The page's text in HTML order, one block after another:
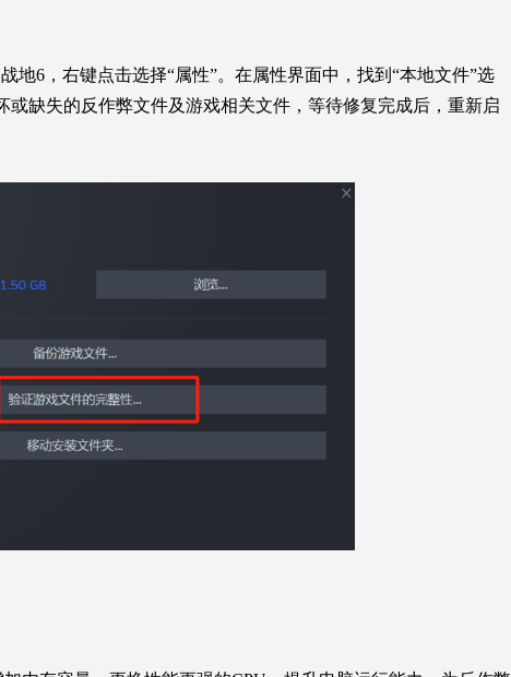
战地6，右键点击选择“属性”。在属性界面中，找到“本地文件”选
缺失的反作弊文件及游戏相关文件，等待修复完成后，重新启